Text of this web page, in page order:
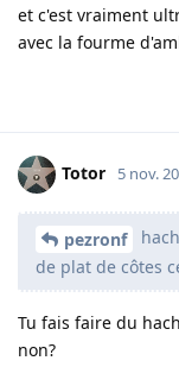
et c'est vraiment
avec la fourme
Totor 5 nov.
pezronf
de plat de côtes
Tu fais faire du
non?